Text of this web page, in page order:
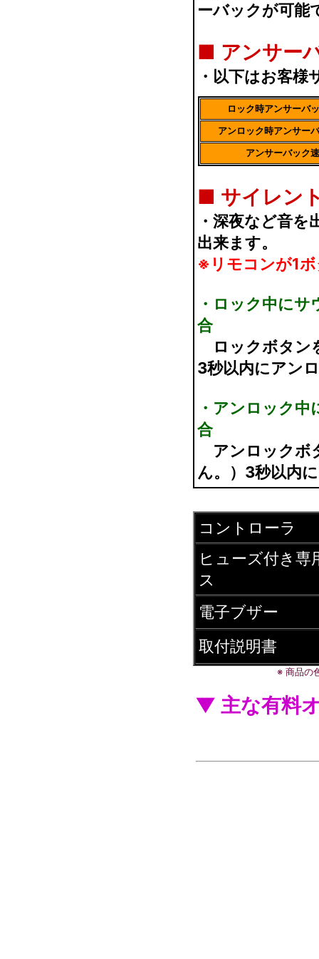
ーバックが可能
■ アンサー
・以下はお客様
ロック時アンサーバ
アンロック時アンサー
アンサーバック
■ サイレン
・深夜など音
出来ます。
※リモコンが1
・ロック中に
合
ロックボタン
3秒以内にアン
・アンロック
合
アンロックボ
ん。）3秒以内
コントローラ
ヒューズ付き専
ス
電子ブザー
取付説明書
※ 商品の
▼ 主な有料